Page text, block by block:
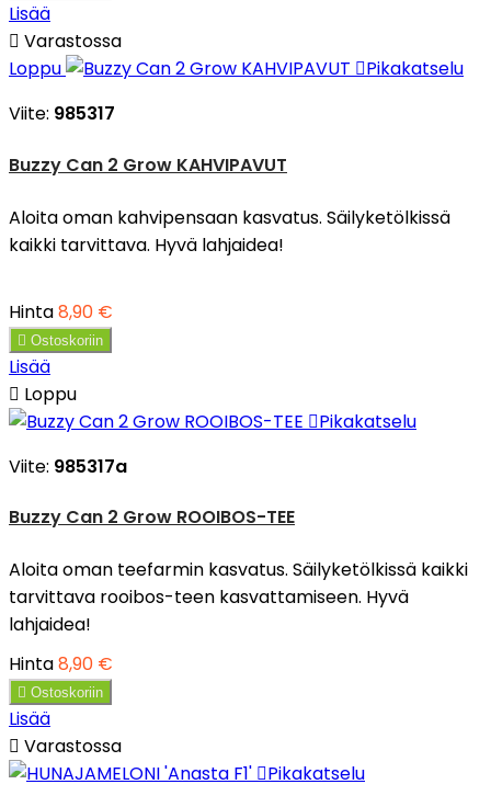
Lisää
 Varastossa
Loppu
Pikakatselu
Viite: 985317
Buzzy Can 2 Grow KAHVIPAVUT
Aloita oman kahvipensaan kasvatus. Säilyketölkissä
kaikki tarvittava. Hyvä lahjaidea!
Hinta8,90 €
 Ostoskoriin
Lisää
 Loppu
Pikakatselu
Viite: 985317a
Buzzy Can 2 Grow ROOIBOS-TEE
Aloita oman teefarmin kasvatus. Säilyketölkissä kaikki
tarvittava rooibos-teen kasvattamiseen. Hyvä
lahjaidea!
Hinta8,90 €
 Ostoskoriin
Lisää
 Varastossa
Pikakatselu